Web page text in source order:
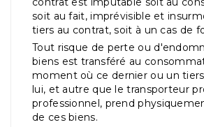
soit au fait, imprévisible et
tiers au contrat, soit à un cas de
Tout risque de perte ou
biens est transféré au
moment où ce dernier ou un
lui, et autre que le transporteur
professionnel, prend
de ces biens.